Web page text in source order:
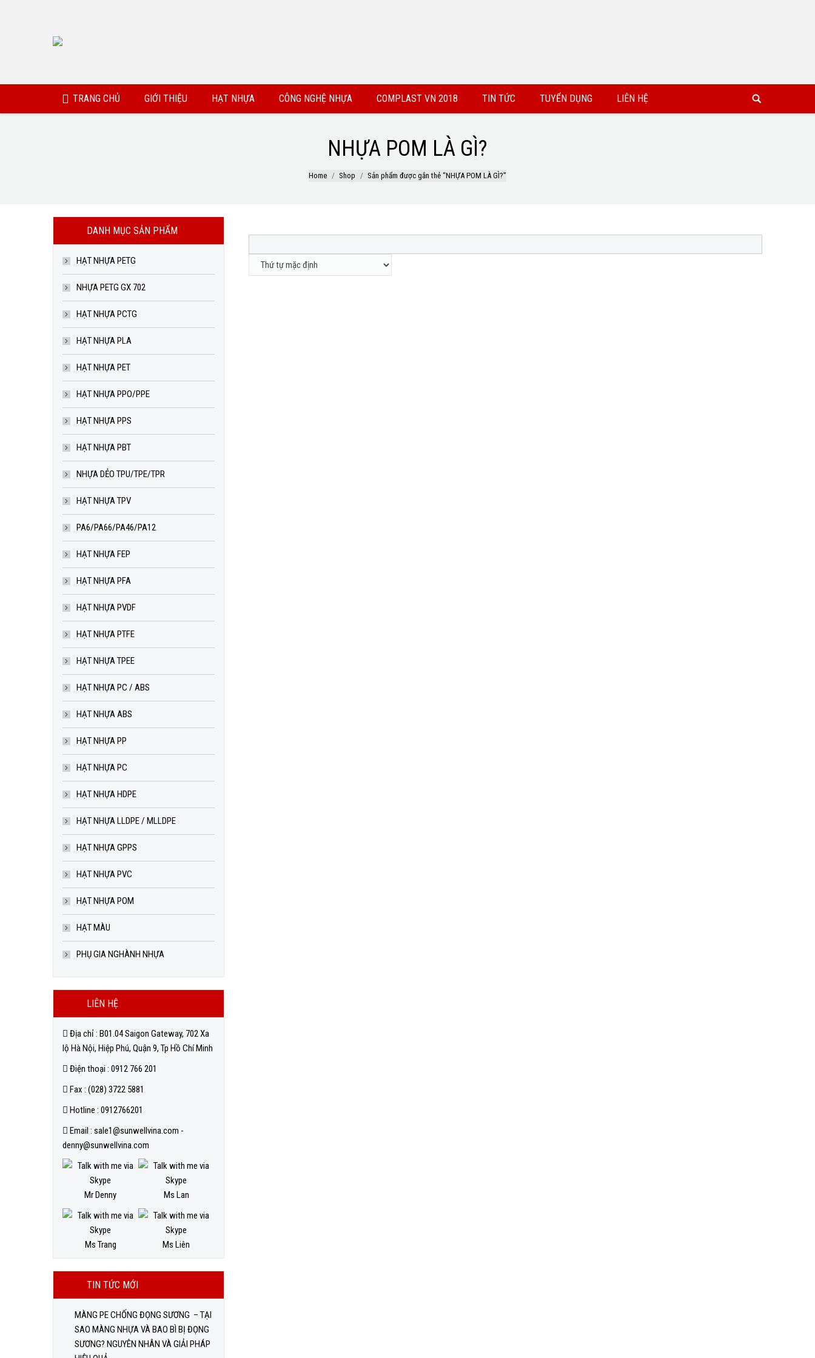
TRANG CHỦ GIỚI THIỆU HẠT NHỰA CÔNG NGHỆ NHỰA COMPLAST VN 2018 TIN TỨC TUYỂN DỤNG LIÊN HỆ
NHỰA POM LÀ GÌ?
Home Shop Sản phẩm được gắn thẻ “NHỰA POM LÀ GÌ?”
DANH MỤC SẢN PHẨM
HẠT NHỰA PETG
NHỰA PETG GX 702
HẠT NHỰA PCTG
HẠT NHỰA PLA
HẠT NHỰA PET
HẠT NHỰA PPO/PPE
HẠT NHỰA PPS
HẠT NHỰA PBT
NHỰA DẺO TPU/TPE/TPR
HẠT NHỰA TPV
PA6/PA66/PA46/PA12
HẠT NHỰA FEP
HẠT NHỰA PFA
HẠT NHỰA PVDF
HẠT NHỰA PTFE
HẠT NHỰA TPEE
HẠT NHỰA PC / ABS
HẠT NHỰA ABS
HẠT NHỰA PP
HẠT NHỰA PC
HẠT NHỰA HDPE
HẠT NHỰA LLDPE / MLLDPE
HẠT NHỰA GPPS
HẠT NHỰA PVC
HẠT NHỰA POM
HẠT MÀU
PHỤ GIA NGHÀNH NHỰA
LIÊN HỆ
Địa chỉ : B01.04 Saigon Gateway, 702 Xa
lộ Hà Nội, Hiệp Phú, Quận 9, Tp Hồ Chí Minh
Điện thoại : 0912 766 201
Fax : (028) 3722 5881
Hotline : 0912766201
Email : sale1@sunwellvina.com -
denny@sunwellvina.com
Mr Denny Ms Lan
Ms Trang Ms Liên
TIN TỨC MỚI
MÀNG PE CHỐNG ĐỌNG SƯƠNG – TẠI
SAO MÀNG NHỰA VÀ BAO BÌ BỊ ĐỌNG
SƯƠNG? NGUYÊN NHÂN VÀ GIẢI PHÁP